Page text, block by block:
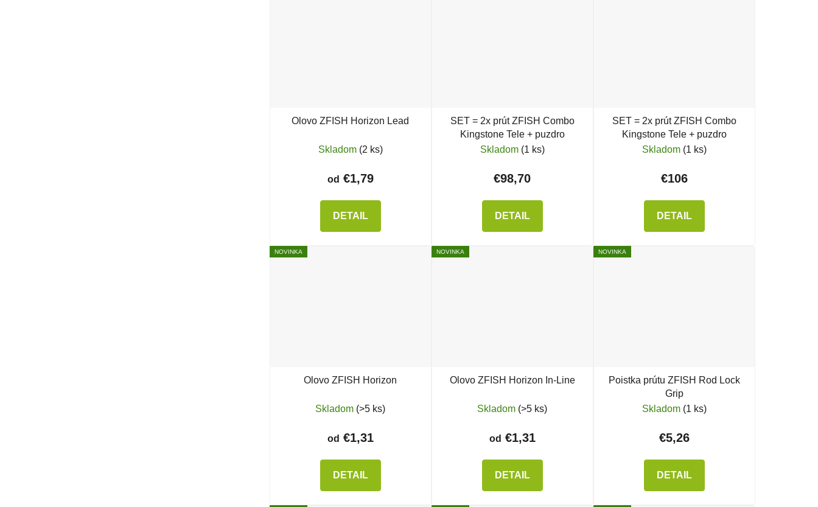
Olovo ZFISH Horizon Lead
Skladom (2 ks)
od €1,79
DETAIL
SET = 2x prút ZFISH Combo
Kingstone Tele + puzdro
Skladom (1 ks)
€98,70
DETAIL
SET = 2x prút ZFISH Combo
Kingstone Tele + puzdro
Skladom (1 ks)
€106
DETAIL
NOVINKA
Olovo ZFISH Horizon
Skladom (>5 ks)
od €1,31
DETAIL
NOVINKA
Olovo ZFISH Horizon In-Line
Skladom (>5 ks)
od €1,31
DETAIL
NOVINKA
Poistka prútu ZFISH Rod Lock
Grip
Skladom (1 ks)
€5,26
DETAIL